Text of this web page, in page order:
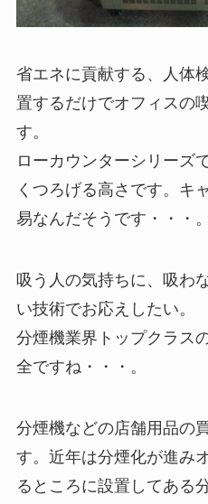
省エネに貢献する、人体
置するだけでオフィスの
す。
ローカウンターシリーズ
くつろげる高さです。キ
易なんだそうです・・・。
吸う人の気持ちに、吸わ
い技術でお応えしたい。
分煙機業界トップクラス
全ですね・・・。
分煙機などの店舗用品の
す。近年は分煙化が進み
るところに設置してある